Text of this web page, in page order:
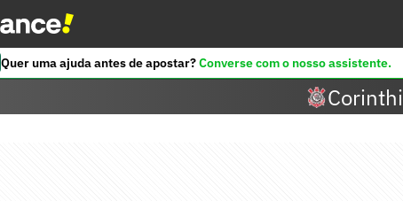
Quer uma ajuda antes de apostar?Converse com o nosso assistente.